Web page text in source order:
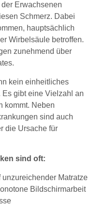
Erwachsenen
Schmerz. Dabei
hauptsächlich
Wirbelsäule betroffen.
zunehmend über
kein einheitliches
gibt eine Vielzahl an
kommt. Neben
sind auch
die Ursache für
sind oft:
Matratze
Bildschirmarbeit